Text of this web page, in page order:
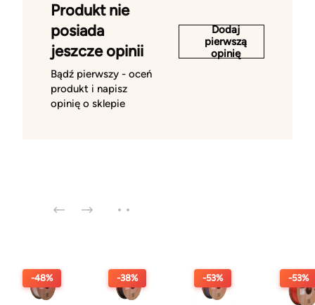
Produkt nie
posiada
jeszcze opinii
Bądź pierwszy - oceń
produkt i napisz
opinię o sklepie
Dodaj
pierwszą
opinię
-48% -38% -53% -53%